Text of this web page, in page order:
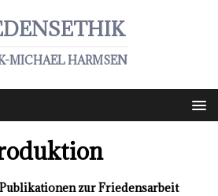
MICHAEL HARMSEN
zur Friedensarbeit